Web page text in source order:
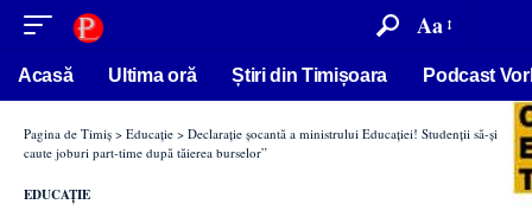
conținut Aa
Acasă Ultima oră Știri din Timișoara Podcast
Pagina de Timiș > Educație > Declarație șocantă a ministrului Educației! Studenții să-și
caute joburi part-time după tăierea burselor”
EDUCAȚIE